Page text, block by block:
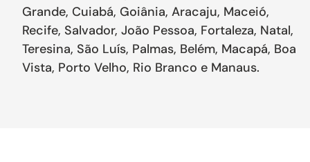
Grande, Cuiabá, Goiânia, Aracaju, Maceió,
Recife, Salvador, João Pessoa, Fortaleza, Natal,
Teresina, São Luís, Palmas, Belém, Macapá, Boa
Vista, Porto Velho, Rio Branco e Manaus.